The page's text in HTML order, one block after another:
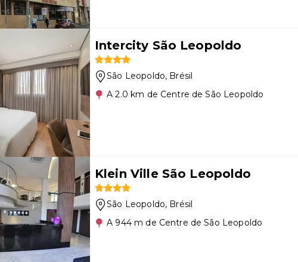
Intercity São Leopoldo
São Leopoldo, Brésil
A 2.0 km de Centre de São Leopoldo
Klein Ville São Leopoldo
São Leopoldo, Brésil
A 944 m de Centre de São Leopoldo